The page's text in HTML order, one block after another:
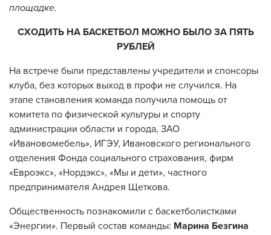
площадке.
СХОДИТЬ НА БАСКЕТБОЛ МОЖНО БЫЛО ЗА ПЯТЬ
РУБЛЕЙ
На встрече были представлены учредители и спонсоры
клуба, без которых выход в профи не случился. На
этапе становления команда получила помощь от
комитета по физической культуры и спорту
администрации области и города, ЗАО
«Ивановомебель», ИГЭУ, Ивановского регионального
отделения Фонда социального страхования, фирм
«Евроэкс», «Нордэкс», «Мы и дети», частного
предпринимателя Андрея Щеткова.
Общественность познакомили с баскетболистками
«Энергии». Первый состав команды: Марина Безгина